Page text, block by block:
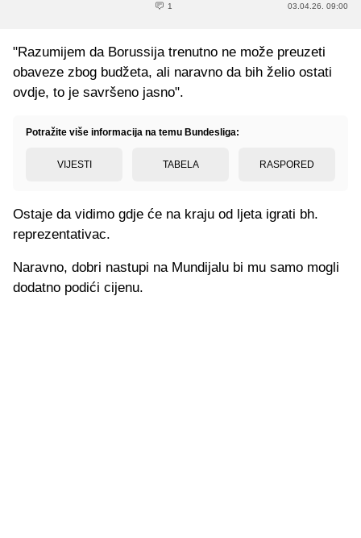
1 03.04.26. 09:00
"Razumijem da Borussija trenutno ne može preuzeti
obaveze zbog budžeta, ali naravno da bih želio ostati
ovdje, to je savršeno jasno".
Potražite više informacija na temu Bundesliga:
VIJESTI TABELA RASPORED
Ostaje da vidimo gdje će na kraju od ljeta igrati bh.
reprezentativac.
Naravno, dobri nastupi na Mundijalu bi mu samo mogli
dodatno podići cijenu.